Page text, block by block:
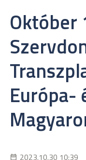
Október
Európa-
2023.10.30 10:39